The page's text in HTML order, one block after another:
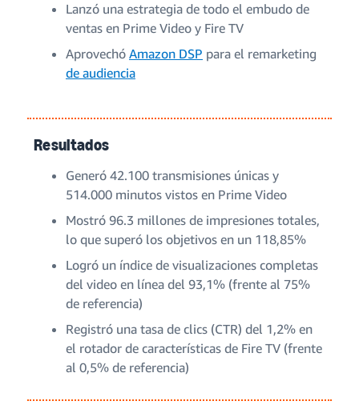
Lanzó una estrategia de todo el embudo de
ventas en Prime Video y Fire TV
Aprovechó Amazon DSP para el remarketing
de audiencia
Resultados
Generó 42.100 transmisiones únicas y
514.000 minutos vistos en Prime Video
Mostró 96.3 millones de impresiones totales,
lo que superó los objetivos en un 118,85%
Logró un índice de visualizaciones completas
del video en línea del 93,1% (frente al 75%
de referencia)
Registró una tasa de clics (CTR) del 1,2% en
el rotador de características de Fire TV (frente
al 0,5% de referencia)